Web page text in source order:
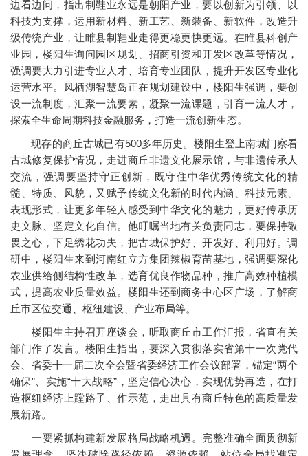
边看边问，指出制鞋业永远是朝阳产业，要以创新为引领、以
科技为支撑，运用新材料、新工艺、新装备、新软件，改造升
级传统产业，让睢县制鞋业走得更稳更快更远。在睢县科创产
业园，楼阳生询问园区规划、招商引资和开发区改革等情况，
强调要大力引进专业人才、培育专业团队，提升开发区专业化
运营水平。凤栖湖智慧岛正在规划建设中，楼阳生强调，要创
设一流制度，汇聚一流要素，凝聚一流课题，引育一流人才，
探索全生命周期科技金融服务，打造一流创新生态。
现存的商丘古城已有500多年历史。楼阳生登上南城门察看
古城修复保护情况，走进商丘非遗文化展示馆，与非遗传承人
交流，强调要坚持守正创新，既守住中华优秀传统文化的精
髓、特质、风貌，又赋予传统文化新的时代内涵、科技元素、
表现形式，让更多年轻人感受到中华文化的魅力，更好传承历
史文脉、坚定文化自信。他叮嘱当地有关负责同志，要保持敬
畏之心，下足绣花功夫，把古城保护好、开发好、利用好。调
研中，楼阳生来到河南红立方集团辣椒育苗基地，强调要深化
农业供给侧结构性改革，选育优良作物品种，推广高效种植模
式，提高农业质量效益。楼阳生还到商务中心区广场，了解商
丘市区位交通、枢纽建设、产业布局等。
楼阳生主持召开座谈会，听取商丘市工作汇报，省直有关
部门作了发言。楼阳生指出，要深入贯彻落实省第十一次党代
会、省委十一届二次全会暨省委经济工作会议部署，锚定“两个
确保”、实施“十大战略”，坚定信心决心，实现优势再造，在打
造枢纽经济上蹚路子、作示范，走出具有商丘特色的高质量发
展新路。
一要紧抓构建新发展格局战略机遇。完整准确全面贯彻新